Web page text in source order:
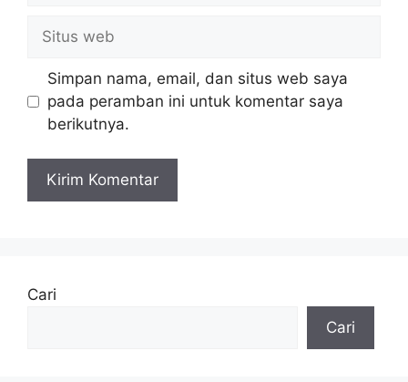
web
Simpan nama, email, dan situs web saya
pada peramban ini untuk komentar saya
berikutnya.
Cari
Cari